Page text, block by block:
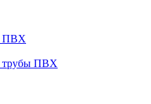
ПВХ
трубы ПВХ